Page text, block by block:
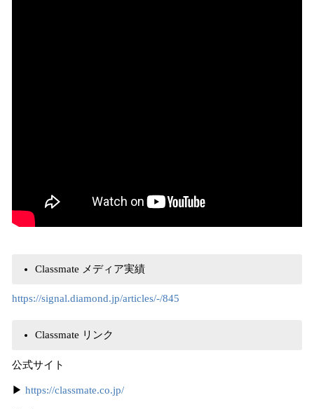
Classmate メディア実績
https://signal.diamond.jp/articles/-/845
Classmate リンク
公式サイト
▶︎ https://classmate.co.jp/